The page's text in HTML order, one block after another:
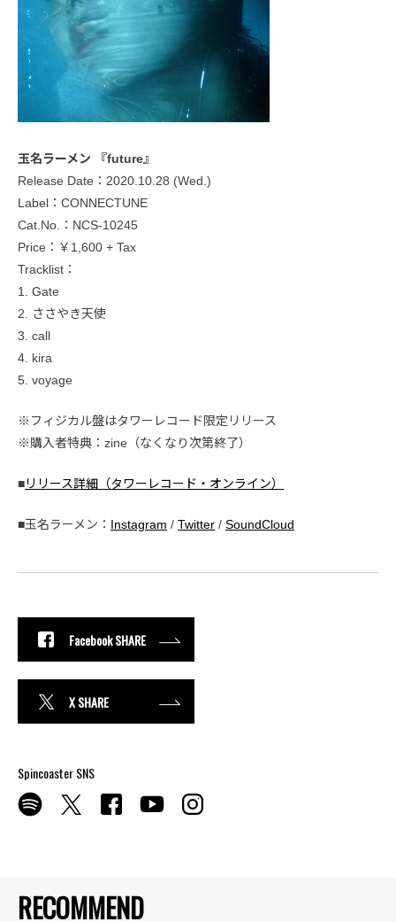
RECOMMEND
玉名ラーメン 『future』
Release Date：2020.10.28 (Wed.)
Label：CONNECTUNE
Cat.No.：NCS-10245
Price：￥1,600 + Tax
Tracklist：
1. Gate
2. ささやき天使
3. call
4. kira
5. voyage
※フィジカル盤はタワーレコード限定リリース
※購入者特典：zine（なくなり次第終了）
■リリース詳細（タワーレコード・オンライン）
■玉名ラーメン： Instagram / Twitter / SoundCloud
Facebook SHARE
X SHARE
Spincoaster SNS